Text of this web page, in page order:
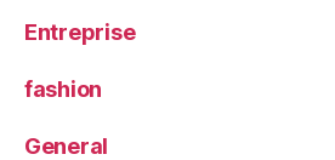
Entreprise
fashion
General